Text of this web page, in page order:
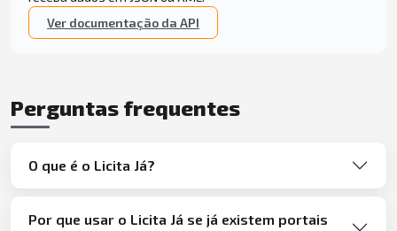
Ver documentação da API
Perguntas frequentes
O que é o Licita Já?
Por que usar o Licita Já se já existem portais